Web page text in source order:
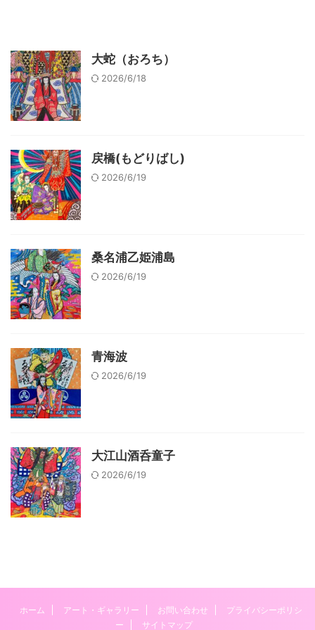
大蛇（おろち）
2026/6/18
戻橋(もどりばし)
2026/6/19
桑名浦乙姫浦島
2026/6/19
青海波
2026/6/19
大江山酒呑童子
2026/6/19
ホーム アート・ギャラリー お問い合わせ
プライバシーポリシ
ー
サイトマップ